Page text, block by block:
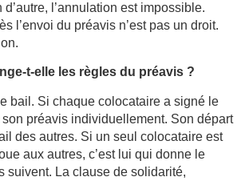
d’autre, l’annulation est impossible.
l’envoi du préavis n’est pas un droit.
t-elle les règles du préavis ?
bail. Si chaque colocataire a signé le
préavis individuellement. Son départ
des autres. Si un seul colocataire est
aux autres, c’est lui qui donne le
suivent. La clause de solidarité,